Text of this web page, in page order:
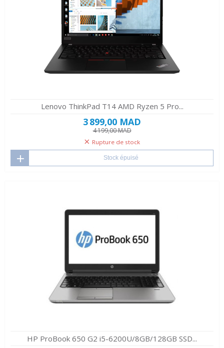
Lenovo ThinkPad T14 AMD Ryzen 5 Pro...
3 899,00 MAD
4 199,00 MAD
Rupture de stock
Stock épuisé
HP ProBook 650 G2 i5-6200U/8GB/128GB SSD...